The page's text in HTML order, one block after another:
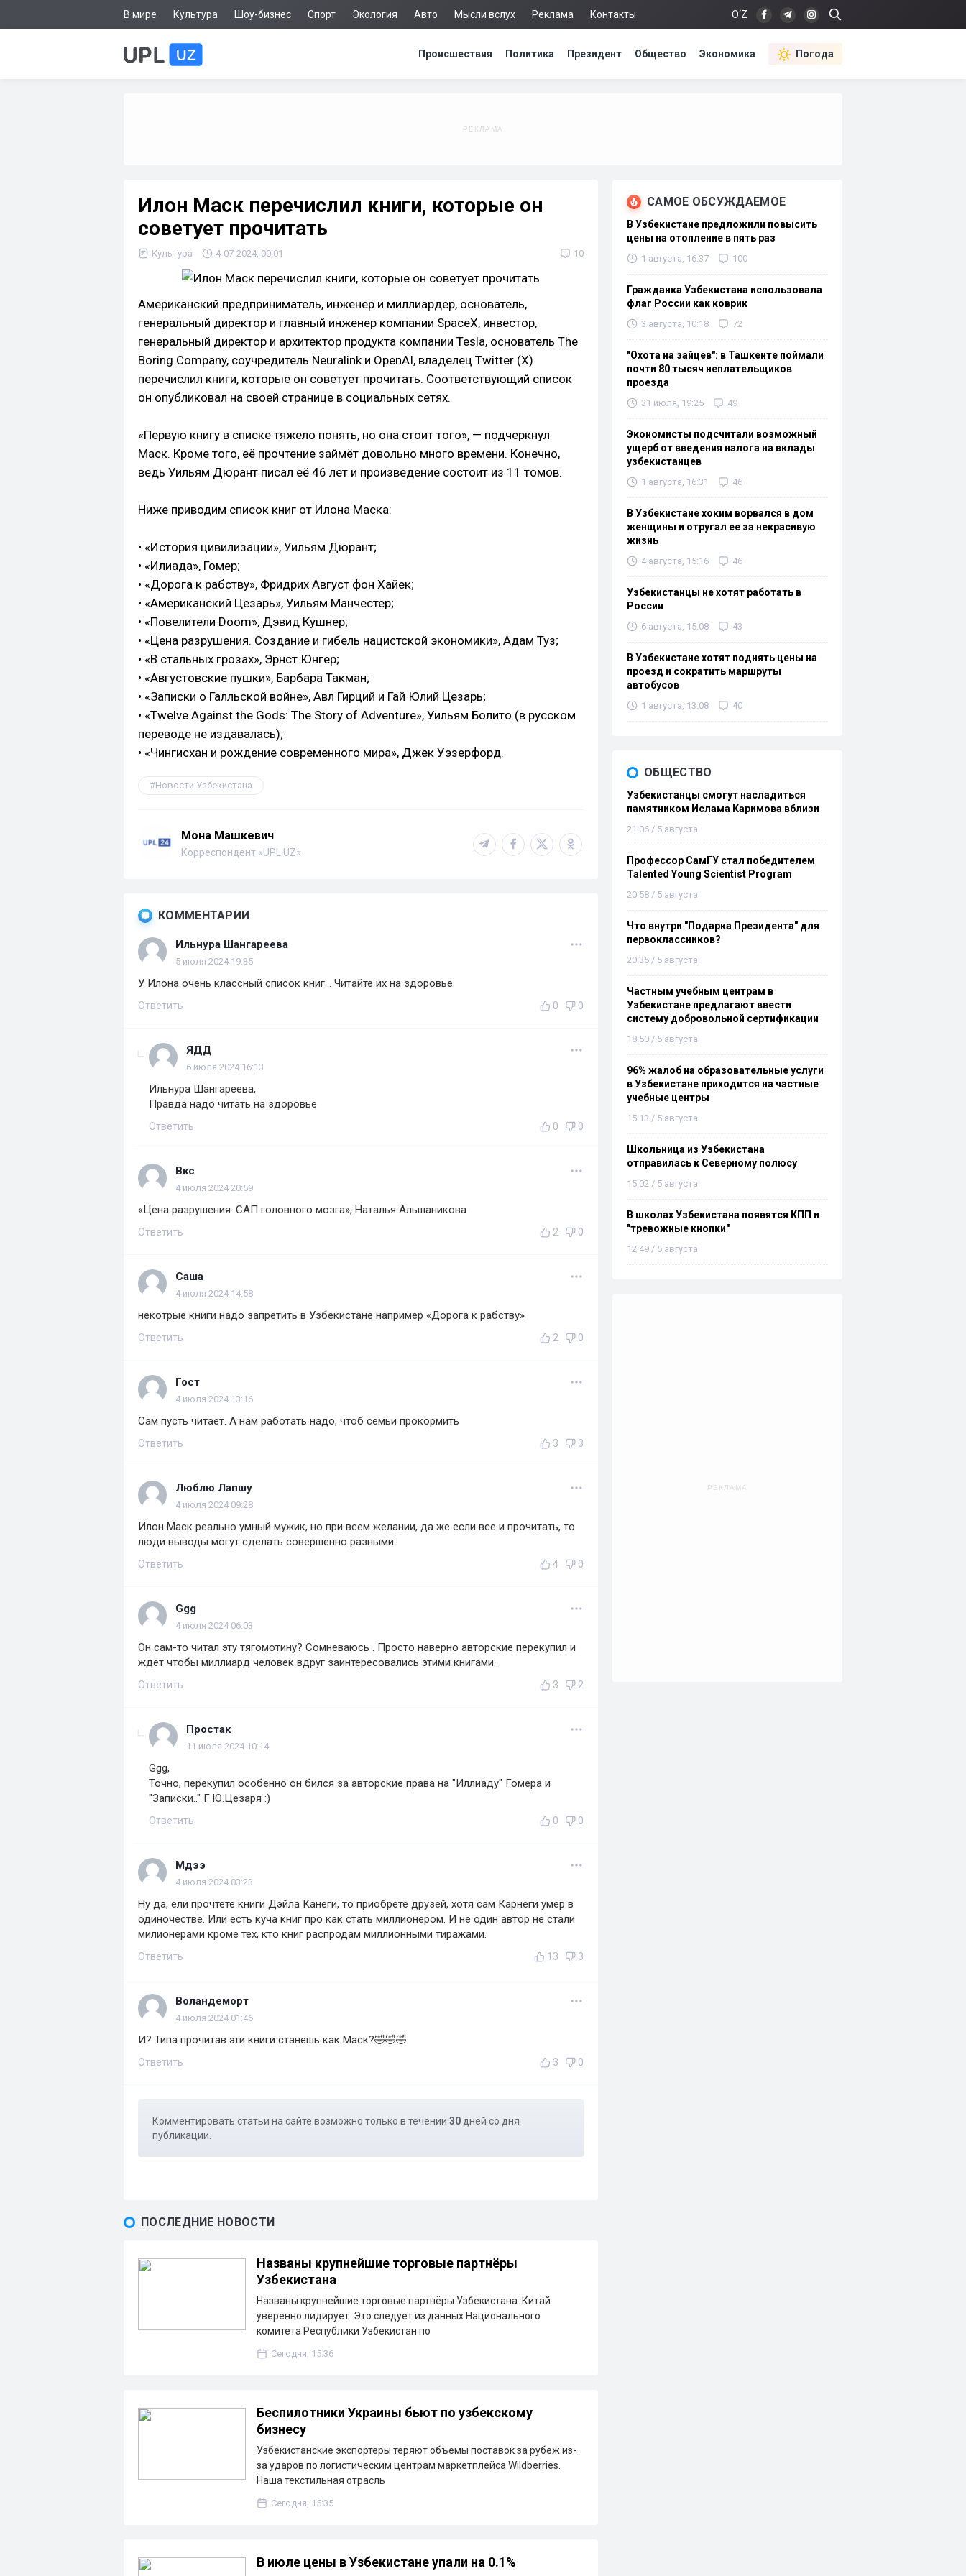
В мире Культура Шоу-бизнес Спорт Экология Авто Мысли вслух Реклама Контакты O‘Z
Происшествия Политика Президент Общество Экономика Погода
Илон Маск перечислил книги, которые он
советует прочитать
Культура 4-07-2024, 00:01 10
Американский предприниматель, инженер и миллиардер, основатель,
генеральный директор и главный инженер компании SpaceX, инвестор,
генеральный директор и архитектор продукта компании Tesla, основатель The
Boring Company, соучредитель Neuralink и OpenAI, владелец Twitter (X)
перечислил книги, которые он советует прочитать. Соответствующий список
он опубликовал на своей странице в социальных сетях.
«Первую книгу в списке тяжело понять, но она стоит того», — подчеркнул
Маск. Кроме того, её прочтение займёт довольно много времени. Конечно,
ведь Уильям Дюрант писал её 46 лет и произведение состоит из 11 томов.
Ниже приводим список книг от Илона Маска:
• «История цивилизации», Уильям Дюрант;
• «Илиада», Гомер;
• «Дорога к рабству», Фридрих Август фон Хайек;
• «Американский Цезарь», Уильям Манчестер;
• «Повелители Doom», Дэвид Кушнер;
• «Цена разрушения. Создание и гибель нацистской экономики», Адам Туз;
• «В стальных грозах», Эрнст Юнгер;
• «Августовские пушки», Барбара Такман;
• «Записки о Галльской войне», Авл Гирций и Гай Юлий Цезарь;
• «Twelve Against the Gods: The Story of Adventure», Уильям Болито (в русском
переводе не издавалась);
• «Чингисхан и рождение современного мира», Джек Уэзерфорд.
Новости Узбекистана
Мона Машкевич
Корреспондент «UPL.UZ»
КОММЕНТАРИИ
Ильнура Шангареева
5 июля 2024 19:35
У Илона очень классный список книг... Читайте их на здоровье.
Ответить 0 0
ЯДД
6 июля 2024 16:13
Ильнура Шангареева,
Правда надо читать на здоровье
Ответить 0 0
Вкс
4 июля 2024 20:59
«Цена разрушения. САП головного мозга», Наталья Альшаникова
Ответить 2 0
Саша
4 июля 2024 14:58
некотрые книги надо запретить в Узбекистане например «Дорога к рабству»
Ответить 2 0
Гост
4 июля 2024 13:16
Сам пусть читает. А нам работать надо, чтоб семьи прокормить
Ответить 3 3
Люблю Лапшу
4 июля 2024 09:28
Илон Маск реально умный мужик, но при всем желании, да же если все и прочитать, то
люди выводы могут сделать совершенно разными.
Ответить 4 0
Ggg
4 июля 2024 06:03
Он сам-то читал эту тягомотину? Сомневаюсь . Просто наверно авторские перекупил и
ждёт чтобы миллиард человек вдруг заинтересовались этими книгами.
Ответить 3 2
Простак
11 июля 2024 10:14
Ggg,
Точно, перекупил особенно он бился за авторские права на "Иллиаду" Гомера и
"Записки.." Г.Ю.Цезаря :)
Ответить 0 0
Мдээ
4 июля 2024 03:23
Ну да, ели прочтете книги Дэйла Канеги, то приобрете друзей, хотя сам Карнеги умер в
одиночестве. Или есть куча книг про как стать миллионером. И не один автор не стали
милионерами кроме тех, кто книг распродам миллионными тиражами.
Ответить 13 3
Воландеморт
4 июля 2024 01:46
И? Типа прочитав эти книги станешь как Маск?🤣🤣🤣
Ответить 3 0
Комментировать статьи на сайте возможно только в течении 30 дней со дня
публикации.
ПОСЛЕДНИЕ НОВОСТИ
Названы крупнейшие торговые партнёры
Узбекистана
Названы крупнейшие торговые партнёры Узбекистана: Китай
уверенно лидирует. Это следует из данных Национального
комитета Республики Узбекистан по
Сегодня, 15:36
Беспилотники Украины бьют по узбекскому
бизнесу
Узбекистанские экспортеры теряют объемы поставок за рубеж из-
за ударов по логистическим центрам маркетплейса Wildberries.
Наша текстильная отрасль
Сегодня, 15:35
В июле цены в Узбекистане упали на 0.1%
САМОЕ ОБСУЖДАЕМОЕ
В Узбекистане предложили повысить
цены на отопление в пять раз
1 августа, 16:37 100
Гражданка Узбекистана использовала
флаг России как коврик
3 августа, 10:18 72
"Охота на зайцев": в Ташкенте поймали
почти 80 тысяч неплательщиков
проезда
31 июля, 19:25 49
Экономисты подсчитали возможный
ущерб от введения налога на вклады
узбекистанцев
1 августа, 16:31 46
В Узбекистане хоким ворвался в дом
женщины и отругал ее за некрасивую
жизнь
4 августа, 15:16 46
Узбекистанцы не хотят работать в
России
6 августа, 15:08 43
В Узбекистане хотят поднять цены на
проезд и сократить маршруты
автобусов
1 августа, 13:08 40
ОБЩЕСТВО
Узбекистанцы смогут насладиться
памятником Ислама Каримова вблизи
21:06 / 5 августа
Профессор СамГУ стал победителем
Talented Young Scientist Program
20:58 / 5 августа
Что внутри "Подарка Президента" для
первоклассников?
20:35 / 5 августа
Частным учебным центрам в
Узбекистане предлагают ввести
систему добровольной сертификации
18:50 / 5 августа
96% жалоб на образовательные услуги
в Узбекистане приходится на частные
учебные центры
15:13 / 5 августа
Школьница из Узбекистана
отправилась к Северному полюсу
15:02 / 5 августа
В школах Узбекистана появятся КПП и
"тревожные кнопки"
12:49 / 5 августа